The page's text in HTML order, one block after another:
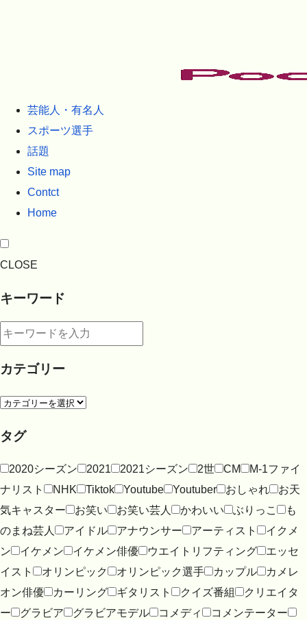
芸能人・有名人
スポーツ選手
話題
Site map
Contct
Home
CLOSE
キーワード
カテゴリー
タグ
2020シーズン 2021 2021シーズン 2世 CM
M-1ファイ
ナリスト
NHK Tiktok Youtube Youtuber おしゃれ
お天
気キャスター
お笑い お笑い芸人 かわいい ぶりっこ
も
のまね芸人
アイドル アナウンサー アーティスト
イクメ
ン
イケメン イケメン俳優 ウエイトリフティング
エッセ
イスト
オリンピック オリンピック選手 カップル
カメレ
オン俳優
カーリング ギタリスト クイズ番組
クリエイタ
ー
グラビア グラビアモデル コメディ
コメンテーター